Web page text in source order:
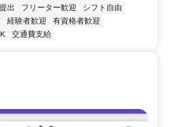
出 フリーター歓迎
シフト自由
経験者歓迎
有資格者歓迎
交通費支給